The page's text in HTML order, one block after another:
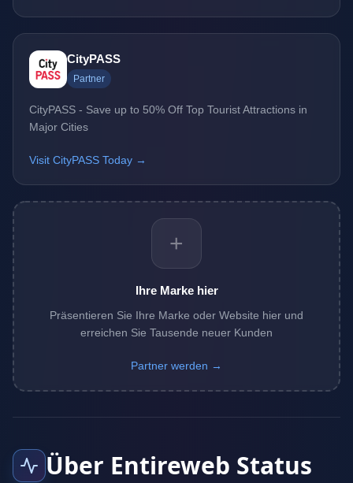
CityPASS
Partner
CityPASS - Save up to 50% Off Top Tourist Attractions in
Major Cities
Visit CityPASS Today →
+
Ihre Marke hier
Präsentieren Sie Ihre Marke oder Website hier und
erreichen Sie Tausende neuer Kunden
Partner werden →
Über Entireweb Status